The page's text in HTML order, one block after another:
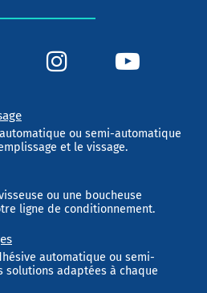
ou semi-automatique
et le vissage.
ou une boucheuse
ligne de conditionnement.
automatique ou semi-
solutions adaptées à chaque